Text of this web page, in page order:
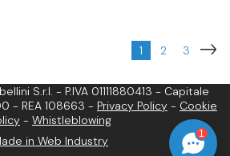
1 2 3
S.r.l. - P.IVA 01111880413 - Capitale
- REA 108663 - Privacy Policy - Cookie
- Whistleblowing
in Web Industry
1